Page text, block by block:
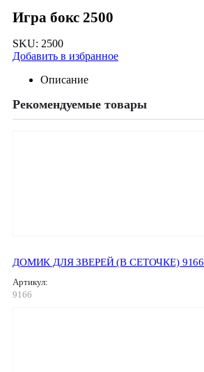
Игра бокс 2500
SKU: 2500
Добавить в избранное
Описание
Рекомендуемые товары
ДОМИК ДЛЯ ЗВЕРЕЙ (В СЕТОЧКЕ) 9166
Артикул:
9166